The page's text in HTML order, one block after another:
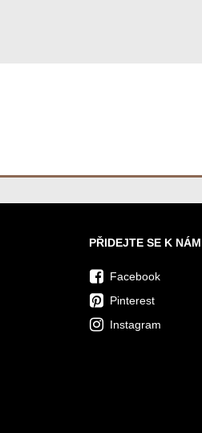
PŘIDEJTE SE K NÁM
Facebook
Pinterest
Instagram